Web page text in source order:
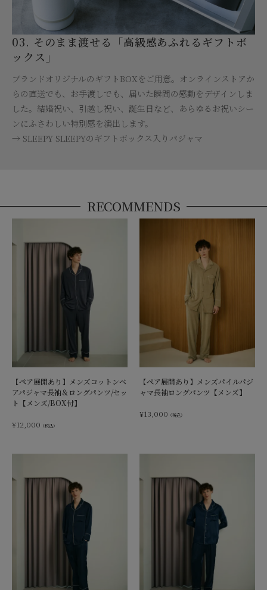
03. そのまま渡せる「高級感あふれるギフトボ
ックス」
ブランドオリジナルのギフトBOXをご用意。オンラインストアか
らの直送でも、お手渡しでも、届いた瞬間の感動をデザインしま
した。結婚祝い、引越し祝い、誕生日など、あらゆるお祝いシー
ンにふさわしい特別感を演出します。
→ SLEEPY SLEEPYのギフトボックス入りパジャマ
RECOMMENDS
【ペア展開あり】メンズコットンベ
アパジャマ長袖＆ロングパンツ/セッ
ト【メンズ/BOX付】
¥12,000 （税込）
【ペア展開あり】メンズパイルパジ
ャマ長袖ロングパンツ【メンズ】
¥13,000 （税込）